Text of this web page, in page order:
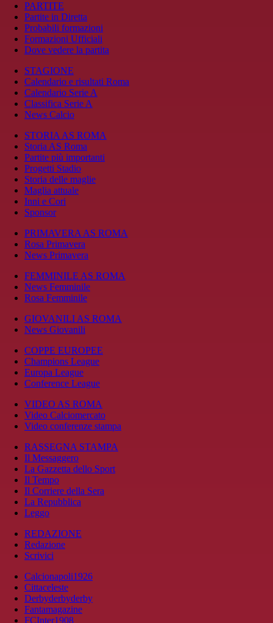
PARTITE
Partite in Diretta
Probabili formazioni
Formazioni Ufficiali
Dove vedere la partita
STAGIONE
Calendario e risultati Roma
Calendario Serie A
Classifica Serie A
News Calcio
STORIA AS ROMA
Storia AS Roma
Partite più importanti
Progetti Stadio
Storia delle maglie
Maglia attuale
Inni e Cori
Sponsor
PRIMAVERA AS ROMA
Rosa Primavera
News Primavera
FEMMINILE AS ROMA
News Femminile
Rosa Femminile
GIOVANILI AS ROMA
News Giovanili
COPPE EUROPEE
Champions League
Europa League
Conference League
VIDEO AS ROMA
Video Calciomercato
Video conferenze stampa
RASSEGNA STAMPA
Il Messaggero
La Gazzetta dello Sport
Il Tempo
Il Corriere della Sera
La Repubblica
Leggo
REDAZIONE
Redazione
Scrivici
Calcionapoli1926
Cittaceleste
Derbyderbyderby
Fantamagazine
FCInter1908